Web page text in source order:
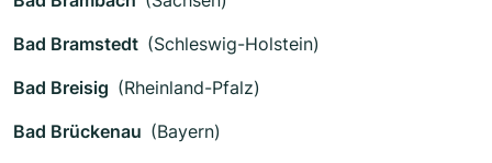
Bad Bramstedt (Schleswig-Holstein)
Bad Breisig (Rheinland-Pfalz)
Bad Brückenau (Bayern)